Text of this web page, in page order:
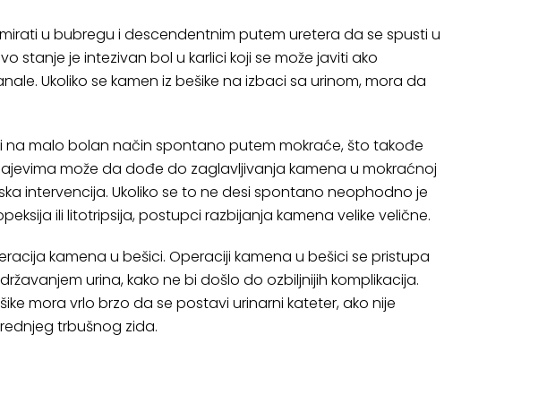
u bubregu i descendentnim putem uretera da se spusti u
stanje je intezivan bol u karlici koji se može javiti ako
Ukoliko se kamen iz bešike na izbaci sa urinom, mora da
na malo bolan način spontano putem mokraće, što takođe
može da dođe do zaglavljivanja kamena u mokraćnoj
intervencija. Ukoliko se to ne desi spontano neophodno je
ili litotripsija, postupci razbijanja kamena velike velične.
kamena u bešici. Operaciji kamena u bešici se pristupa
urina, kako ne bi došlo do ozbiljnijih komplikacija.
mora vrlo brzo da se postavi urinarni kateter, ako nije
trbušnog zida.